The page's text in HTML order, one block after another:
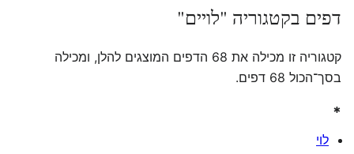
דפים בקטגוריה "לויים"
קטגוריה זו מכילה את 68 הדפים המוצגים להלן, ומכילה
בסך־הכול 68 דפים.
*
לוי